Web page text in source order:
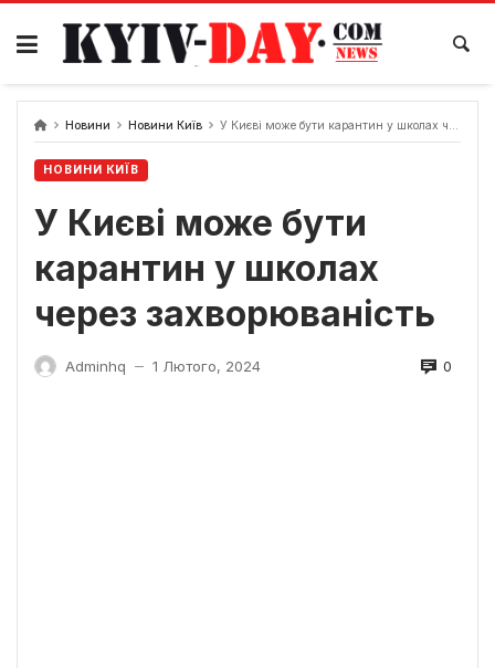
Перейти
вмісту
Новини Новини Київ У Києві може бути карантин у школах через захворюваність
НОВИНИ КИЇВ
У Києві може бути
карантин у школах
через захворюваність
Adminhq — 1 Лютого, 2024 0